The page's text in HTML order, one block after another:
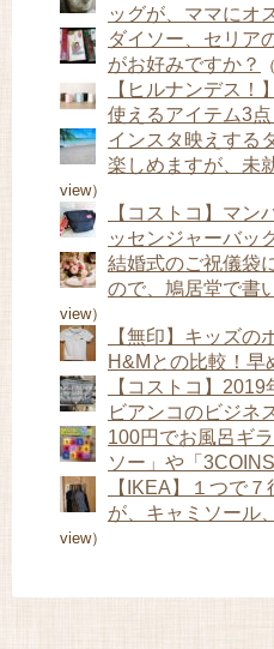
ッグが、ママにオ
ダイソー、セリア
がお好みですか？
【ヒルナンデス！
使えるアイテム3
インスタ映えする
楽しめますが、未
view）
【コストコ】マン
ッセンジャーバッ
結婚式のご祝儀袋
ので、鳩居堂で書
view）
【無印】キッズの
H&Mとの比較！早
【コストコ】
ビアンコのビジネ
100円でお風呂ギ
ソー」や「
【IKEA】１つで
が、キャミソール
view）